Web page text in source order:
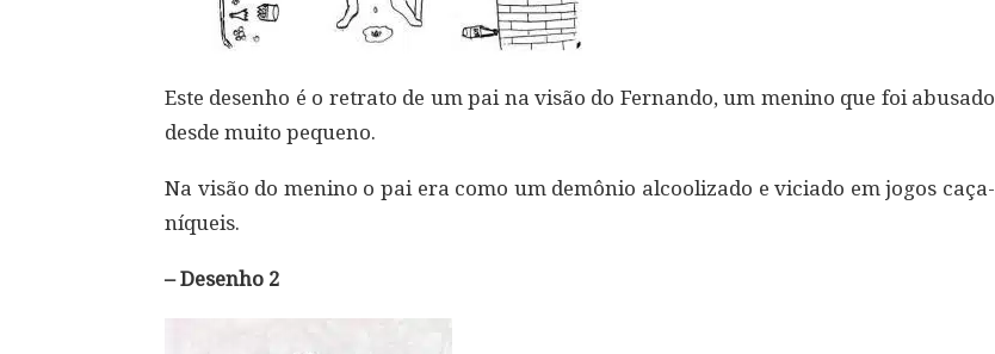
Este desenho é o retrato de um pai na visão do Fernando, um menino que foi abusado
desde muito pequeno.
Na visão do menino o pai era como um demônio alcoolizado e viciado em jogos caça-
níqueis.
– Desenho 2